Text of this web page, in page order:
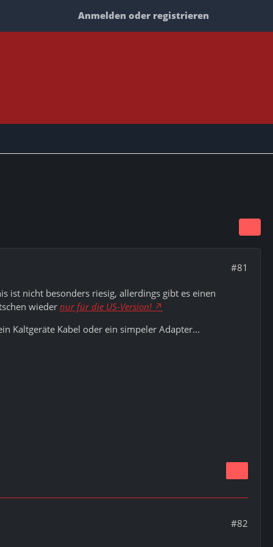
Anmelden oder registrieren
#81
ist nicht besonders riesig, allerdings gibt es einen
wieder nur für die US-Version!
Kaltgeräte Kabel oder ein simpeler Adapter...
#82